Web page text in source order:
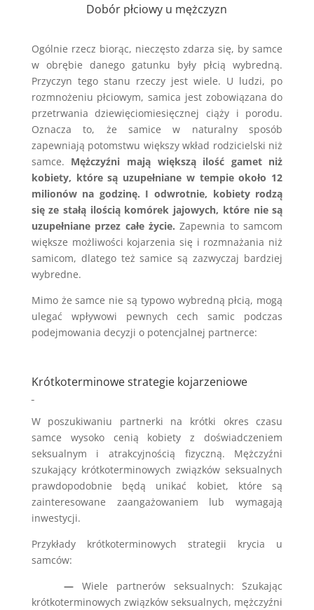
Dobór płciowy u mężczyzn
Ogólnie rzecz biorąc, nieczęsto zdarza się, by samce
w obrębie danego gatunku były płcią wybredną.
Przyczyn tego stanu rzeczy jest wiele. U ludzi, po
rozmnożeniu płciowym, samica jest zobowiązana do
przetrwania dziewięciomiesięcznej ciąży i porodu.
Oznacza to, że samice w naturalny sposób
zapewniają potomstwu większy wkład rodzicielski niż
samce. Mężczyźni mają większą ilość gamet niż
kobiety, które są uzupełniane w tempie około 12
milionów na godzinę. I odwrotnie, kobiety rodzą
się ze stałą ilością komórek jajowych, które nie są
uzupełniane przez całe życie. Zapewnia to samcom
większe możliwości kojarzenia się i rozmnażania niż
samicom, dlatego też samice są zazwyczaj bardziej
wybredne.
Mimo że samce nie są typowo wybredną płcią, mogą
ulegać wpływowi pewnych cech samic podczas
podejmowania decyzji o potencjalnej partnerce:
Krótkoterminowe strategie kojarzeniowe
W poszukiwaniu partnerki na krótki okres czasu
samce wysoko cenią kobiety z doświadczeniem
seksualnym i atrakcyjnością fizyczną. Mężczyźni
szukający krótkoterminowych związków seksualnych
prawdopodobnie będą unikać kobiet, które są
zainteresowane zaangażowaniem lub wymagają
inwestycji.
Przykłady krótkoterminowych strategii krycia u
samców:
— Wiele partnerów seksualnych: Szukając
krótkoterminowych związków seksualnych, mężczyźni